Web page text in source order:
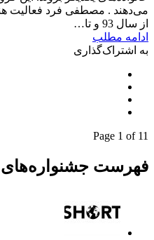
از سال 93 و تا…
ادامه مطلب
به اشتراک‌گذاری
Page 1 of 11
فهرست جشنواره‌های